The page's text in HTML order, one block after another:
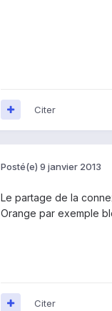
Citer
Posté(e) 9 janvier 2013
Le partage de la
Orange par exemple
Citer